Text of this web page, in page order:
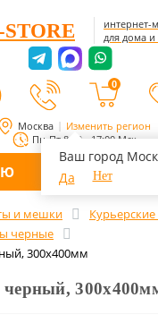
Москва Изменить регион
Ваш город
Да
Нет
Пн-Пт 8:00 - 17:00 Мск
интернет-
для дома и
0
и мешки
черные
300x400мм
черный,